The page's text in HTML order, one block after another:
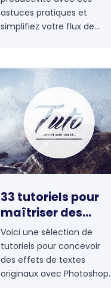
astuces pratiques et
simplifiez votre flux de
33 tutoriels pour
maîtriser des
effets de texte
avec Photoshop et
Illustrator
Voici une sélection de
tutoriels pour concevoir
des effets de textes
originaux avec Photoshop